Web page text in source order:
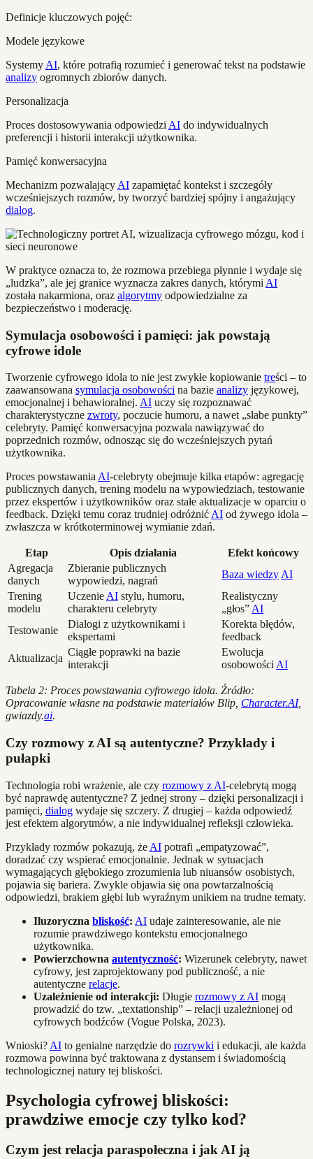
Definicje kluczowych pojęć:
Modele językowe
Systemy AI, które potrafią rozumieć i generować tekst na podstawie
analizy ogromnych zbiorów danych.
Personalizacja
Proces dostosowywania odpowiedzi AI do indywidualnych
preferencji i historii interakcji użytkownika.
Pamięć konwersacyjna
Mechanizm pozwalający AI zapamiętać kontekst i szczegóły
wcześniejszych rozmów, by tworzyć bardziej spójny i angażujący
dialog.
W praktyce oznacza to, że rozmowa przebiega płynnie i wydaje się
„ludzka”, ale jej granice wyznacza zakres danych, którymi AI
została nakarmiona, oraz algorytmy odpowiedzialne za
bezpieczeństwo i moderację.
Symulacja osobowości i pamięci: jak powstają
cyfrowe idole
Tworzenie cyfrowego idola to nie jest zwykłe kopiowanie treści – to
zaawansowana symulacja osobowości na bazie analizy językowej,
emocjonalnej i behawioralnej. AI uczy się rozpoznawać
charakterystyczne zwroty, poczucie humoru, a nawet „słabe punkty”
celebryty. Pamięć konwersacyjna pozwala nawiązywać do
poprzednich rozmów, odnosząc się do wcześniejszych pytań
użytkownika.
Proces powstawania AI-celebryty obejmuje kilka etapów: agregację
publicznych danych, trening modelu na wypowiedziach, testowanie
przez ekspertów i użytkowników oraz stałe aktualizacje w oparciu o
feedback. Dzięki temu coraz trudniej odróżnić AI od żywego idola –
zwłaszcza w krótkoterminowej wymianie zdań.
Etap Opis działania
Efekt końcowy
Agregacja
danych
Zbieranie publicznych
wypowiedzi, nagrań
Baza wiedzy AI
Trening
modelu
Uczenie AI stylu, humoru,
charakteru celebryty
Realistyczny
„głos” AI
Testowanie
Dialogi z użytkownikami i
ekspertami
Korekta błędów,
feedback
Aktualizacja
Ciągłe poprawki na bazie
interakcji
Ewolucja
osobowości AI
Tabela 2: Proces powstawania cyfrowego idola. Źródło:
Opracowanie własne na podstawie materiałów Blip, Character.AI,
gwiazdy.ai.
Czy rozmowy z AI są autentyczne? Przykłady i
pułapki
Technologia robi wrażenie, ale czy rozmowy z AI-celebrytą mogą
być naprawdę autentyczne? Z jednej strony – dzięki personalizacji i
pamięci, dialog wydaje się szczery. Z drugiej – każda odpowiedź
jest efektem algorytmów, a nie indywidualnej refleksji człowieka.
Przykłady rozmów pokazują, że AI potrafi „empatyzować”,
doradzać czy wspierać emocjonalnie. Jednak w sytuacjach
wymagających głębokiego zrozumienia lub niuansów osobistych,
pojawia się bariera. Zwykle objawia się ona powtarzalnością
odpowiedzi, brakiem głębi lub wyraźnym unikiem na trudne tematy.
Iluzoryczna bliskość: AI udaje zainteresowanie, ale nie
rozumie prawdziwego kontekstu emocjonalnego
użytkownika.
Powierzchowna autentyczność: Wizerunek celebryty, nawet
cyfrowy, jest zaprojektowany pod publiczność, a nie
autentyczne relacje.
Uzależnienie od interakcji: Długie rozmowy z AI mogą
prowadzić do tzw. „textationship” – relacji uzależnionej od
cyfrowych bodźców (Vogue Polska, 2023).
Wnioski? AI to genialne narzędzie do rozrywki i edukacji, ale każda
rozmowa powinna być traktowana z dystansem i świadomością
technologicznej natury tej bliskości.
Psychologia cyfrowej bliskości:
prawdziwe emocje czy tylko kod?
Czym jest relacja paraspołeczna i jak AI ją